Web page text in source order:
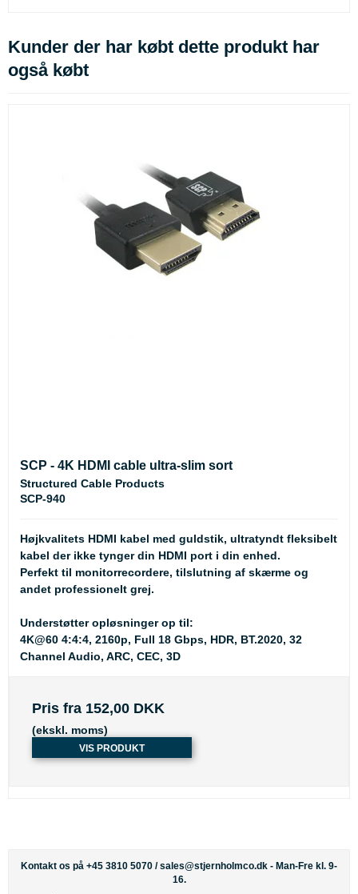
Kunder der har købt dette produkt har
også købt
SCP - 4K HDMI cable ultra-slim sort
Structured Cable Products
SCP-940
Højkvalitets HDMI kabel med guldstik, ultratyndt fleksibelt
kabel der ikke tynger din HDMI port i din enhed.
Perfekt til monitorrecordere, tilslutning af skærme og
andet professionelt grej.
Understøtter opløsninger op til:
4K@60 4:4:4, 2160p, Full 18 Gbps, HDR, BT.2020, 32
Channel Audio, ARC, CEC, 3D
Pris fra 152,00 DKK
(ekskl. moms)
VIS PRODUKT
Kontakt os på +45 3810 5070 /sales@stjernholmco.dk - Man-Fre kl. 9-
16.